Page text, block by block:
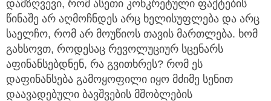
დამზღვევი, რომ ასეთი კონკრეტული ფაქტების
წინაშე არ აღმოჩნდეს არც ხელისუფლება და არც
საელჩო, რომ არ მოუწიოს თავის მართლება. ხომ
გახსოვთ, როდესაც რევოლუციურ სცენარს
აფინანსებდნენ, რა გვითხრეს? რომ ეს
დაფინანსება გამოყოფილი იყო მძიმე სენით
დაავადებული ბავშვების მშობლების